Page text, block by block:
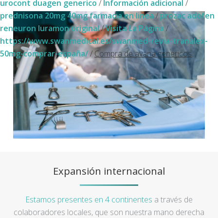
urocont duagen generico / Información adicional /
prednisona 20mg 40mg farmacia en linea/ prozac adofen
reneuron luramon original/Visita La Página /
https://www.swanmedical.es/swanmed-revia-tranalex-
50mg-comprar-españa//Compra de avana genericos
Expansión internacional
Estamos presentes en 4 continentes a través de
colaboradores locales, que son nuestra mano derecha